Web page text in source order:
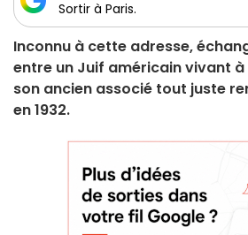
Sortir à Paris.
Inconnu à cette adresse,
entre un Juif américain vivant à
son ancien associé tout juste
en 1932.